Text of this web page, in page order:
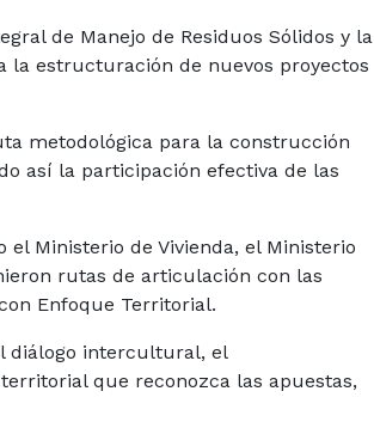
de Manejo de Residuos Sólidos y la
la estructuración de nuevos proyectos
metodológica para la construcción
así la participación efectiva de las
Ministerio de Vivienda, el Ministerio
rutas de articulación con las
Enfoque Territorial.
diálogo intercultural, el
que reconozca las apuestas,